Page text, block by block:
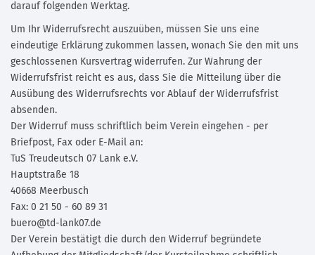
darauf folgenden Werktag.
Um Ihr Widerrufsrecht auszuüben, müssen Sie uns eine
eindeutige Erklärung zukommen lassen, wonach Sie den mit uns
geschlossenen Kursvertrag widerrufen. Zur Wahrung der
Widerrufsfrist reicht es aus, dass Sie die Mitteilung über die
Ausübung des Widerrufsrechts vor Ablauf der Widerrufsfrist
absenden.
Der Widerruf muss schriftlich beim Verein eingehen - per
Briefpost, Fax oder E-Mail an:
TuS Treudeutsch 07 Lank e.V.
Hauptstraße 18
40668 Meerbusch
Fax: 0 21 50 - 60 89 31
buero@td-lank07.de
Der Verein bestätigt die durch den Widerruf begründete